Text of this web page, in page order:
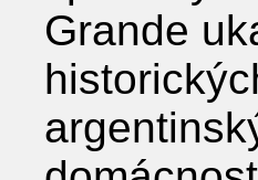
Grande